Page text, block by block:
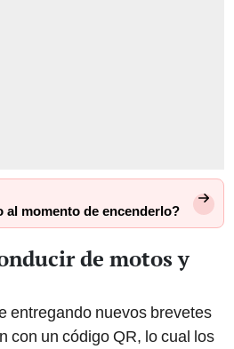
al momento de encenderlo?
de motos y
entregando nuevos brevetes
un código QR, lo cual los